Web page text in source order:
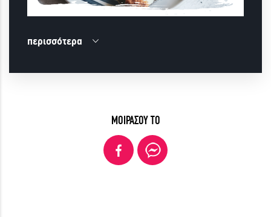
περισσότερα
ΜΟΙΡΑΣΟΥ ΤΟ